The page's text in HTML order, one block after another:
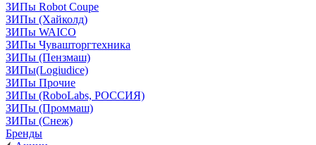
ЗИПы Robot Coupe
ЗИПы (Хайколд)
ЗИПы WAICO
ЗИПы Чувашторгтехника
ЗИПы (Пензмаш)
ЗИПы(Logiudice)
ЗИПы Прочие
ЗИПы (RoboLabs, РОССИЯ)
ЗИПы (Проммаш)
ЗИПы (Снеж)
Бренды